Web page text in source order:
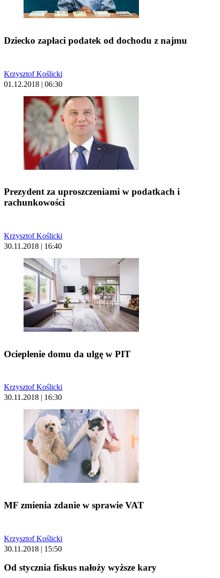
Dziecko zapłaci podatek od dochodu z najmu
Krzysztof Koślicki
01.12.2018 | 06:30
Prezydent za uproszczeniami w podatkach i
rachunkowości
Krzysztof Koślicki
30.11.2018 | 16:40
Ocieplenie domu da ulgę w PIT
Krzysztof Koślicki
30.11.2018 | 16:30
MF zmienia zdanie w sprawie VAT
Krzysztof Koślicki
30.11.2018 | 15:50
Od stycznia fiskus nałoży wyższe kary